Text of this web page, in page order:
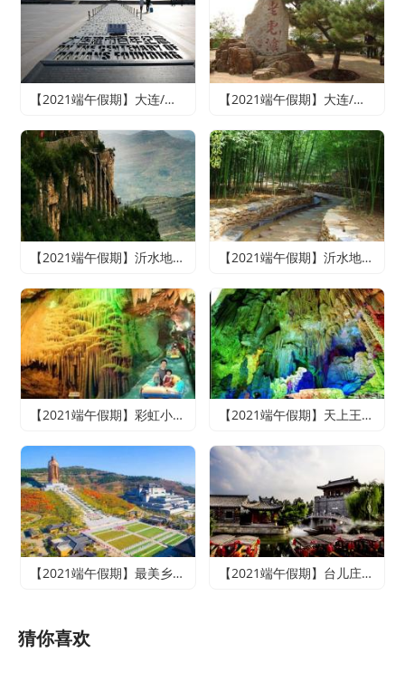
【2021端午假期】大连/魅力旅顺/情迷威尼斯纯玩双船四日游 【2021端午假期】大连/老虎滩海洋公园或森林动物园（2选1）/旅顺精品纯玩双船四日游（含老虎滩海洋五馆套票、旅顺潜艇博物馆+巡航体验）
【2021端午假期】沂水地下大峡谷、萤火虫水洞、天上王城2日游 【2021端午假期】沂水地下大峡谷、萤火虫水洞、竹泉村、红石寨悠悠竹泉二日游
【2021端午假期】彩虹小镇、雪山彩虹谷、地下大峡谷、萤火虫水洞二日游 【2021端午假期】天上王城+地下大峡谷+萤火虫水洞+竹泉村+龙园古城三日游
【2021端午假期】最美乡村竹泉村+寻梦台儿庄古城+尼山圣境二日游 【2021端午假期】台儿庄古城、微山湖红荷湿地休闲两日游
猜你喜欢